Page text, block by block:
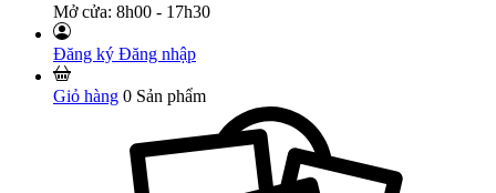
Mở cửa: 8h00 - 17h30
Đăng ký Đăng nhập
Giỏ hàng 0 Sản phẩm